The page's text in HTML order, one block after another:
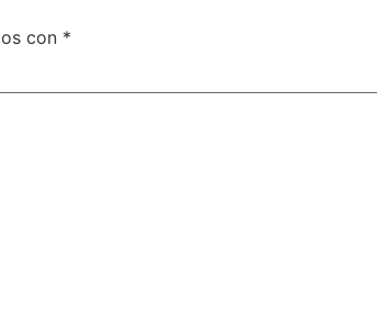
con *